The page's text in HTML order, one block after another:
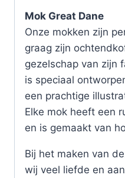
Mok Great Dane
Onze mokken zijn
graag zijn
gezelschap van zijn
is speciaal
een prachtige
Elke mok heeft een
en is gemaakt van
Bij het maken van
wij veel liefde en